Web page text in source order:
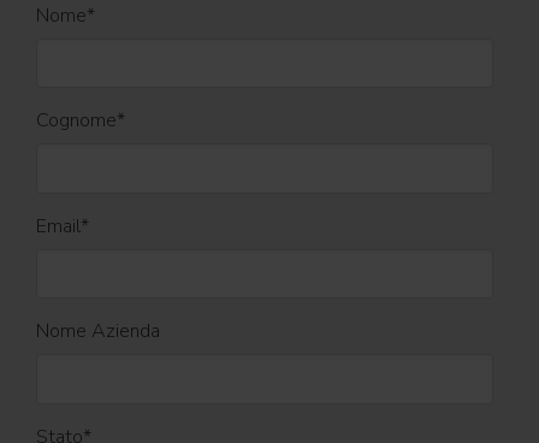
Nome*
Cognome*
Email*
Nome Azienda
Stato*